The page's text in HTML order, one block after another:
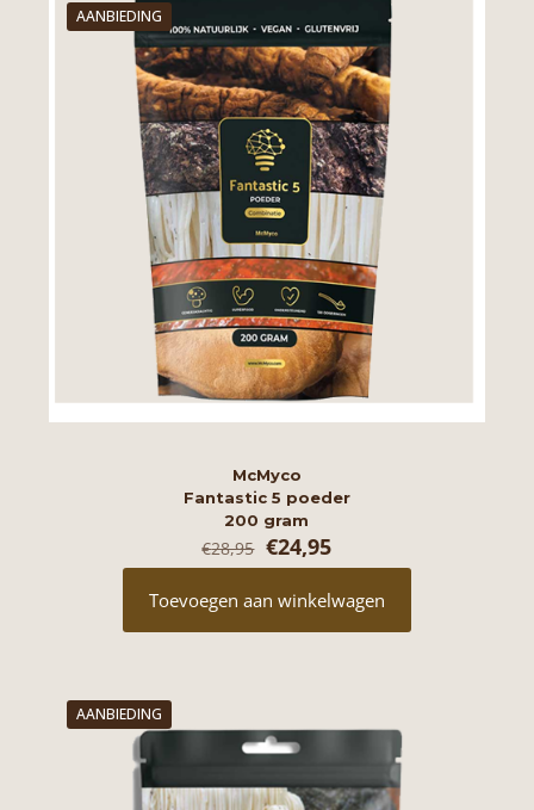
AANBIEDING
McMyco
Fantastic 5 poeder
200 gram
€28,95 Oorspronkelijke
prijs
was:
€28,95.
€24,95Huidige
prijs
is:
€24,95.
Toevoegen aan winkelwagen
AANBIEDING